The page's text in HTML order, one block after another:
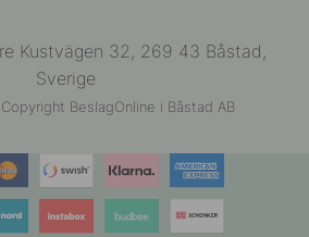
Kustvägen 32, 269 43 Båstad,
Sverige
BeslagOnline i Båstad AB